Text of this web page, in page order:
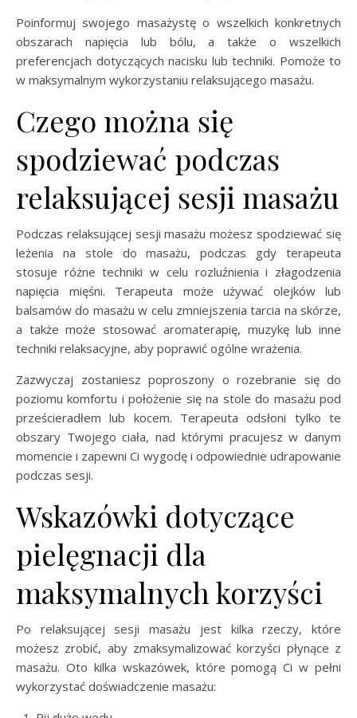
Poinformuj swojego masażystę o wszelkich konkretnych
obszarach napięcia lub bólu, a także o wszelkich
preferencjach dotyczących nacisku lub techniki. Pomoże to
w maksymalnym wykorzystaniu relaksującego masażu.
Czego można się
spodziewać podczas
relaksującej sesji masażu
Podczas relaksującej sesji masażu możesz spodziewać się
leżenia na stole do masażu, podczas gdy terapeuta
stosuje różne techniki w celu rozluźnienia i złagodzenia
napięcia mięśni. Terapeuta może używać olejków lub
balsamów do masażu w celu zmniejszenia tarcia na skórze,
a także może stosować aromaterapię, muzykę lub inne
techniki relaksacyjne, aby poprawić ogólne wrażenia.
Zazwyczaj zostaniesz poproszony o rozebranie się do
poziomu komfortu i położenie się na stole do masażu pod
prześcieradłem lub kocem. Terapeuta odsłoni tylko te
obszary Twojego ciała, nad którymi pracujesz w danym
momencie i zapewni Ci wygodę i odpowiednie udrapowanie
podczas sesji.
Wskazówki dotyczące
pielęgnacji dla
maksymalnych korzyści
Po relaksującej sesji masażu jest kilka rzeczy, które
możesz zrobić, aby zmaksymalizować korzyści płynące z
masażu. Oto kilka wskazówek, które pomogą Ci w pełni
wykorzystać doświadczenie masażu: